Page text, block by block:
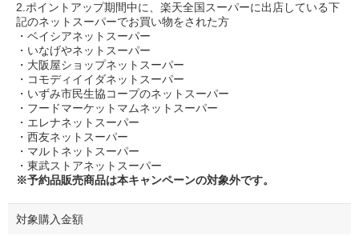
2.ポイントアップ期間中に、楽天全国スーパーに出店している下
記のネットスーパーでお買い物をされた方
・ベイシアネットスーパー
・いなげやネットスーパー
・大阪屋ショップネットスーパー
・コモディイイダネットスーパー
・いずみ市民生協コープのネットスーパー
・フードマーケットマムネットスーパー
・エレナネットスーパー
・西友ネットスーパー
・マルトネットスーパー
・東武ストアネットスーパー
※予約品販売商品は本キャンペーンの対象外です。
対象購入金額